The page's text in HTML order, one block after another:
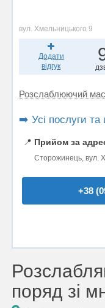
вул. Хмельницького 9
Додати
відгук
Розслаблюючий
➡️ Усі послуги та
📍 Прийом за
Сторожинець, вул.
+38
поряд зі